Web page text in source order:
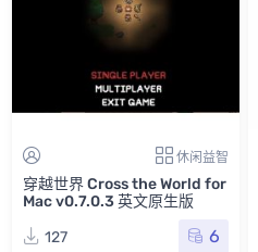
休闲益智
穿越世界 Cross the World for
Mac v0.7.0.3 英文原生版
127
6